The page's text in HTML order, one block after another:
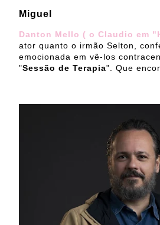
Miguel
Danton Mello ( o Claudio em
ator quanto o irmão Selton,
emocionada em vê-los
"Sessão de Terapia". Que